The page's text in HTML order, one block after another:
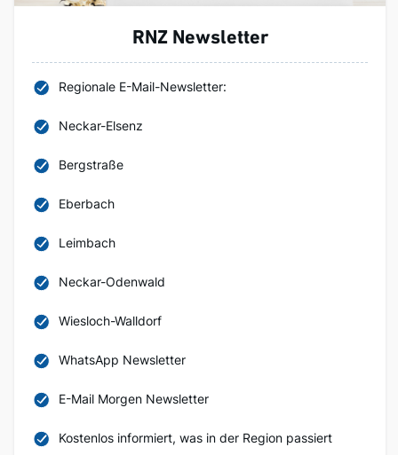
RNZ Newsletter
Regionale E-Mail-Newsletter:
Neckar-Elsenz
Bergstraße
Eberbach
Leimbach
Neckar-Odenwald
Wiesloch-Walldorf
WhatsApp Newsletter
E-Mail Morgen Newsletter
Kostenlos informiert, was in der Region passiert